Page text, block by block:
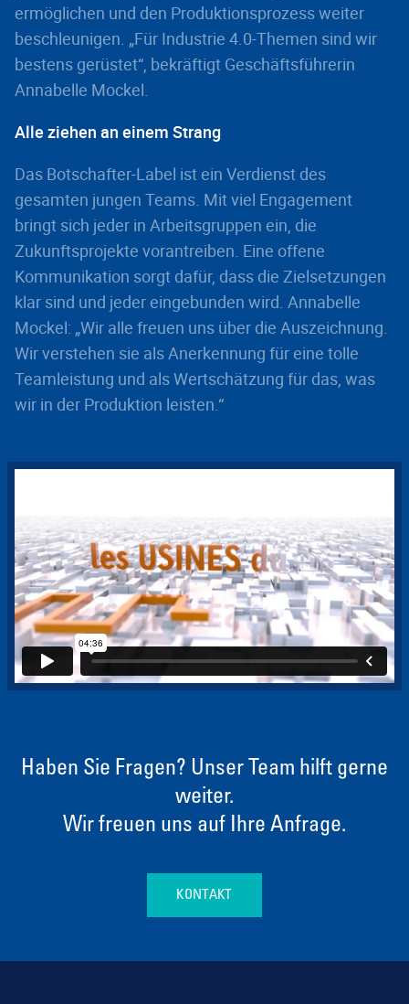
ermöglichen und den Produktionsprozess weiter
beschleunigen. „Für Industrie 4.0-Themen sind wir
bestens gerüstet“, bekräftigt Geschäftsführerin
Annabelle Mockel.
Alle ziehen an einem Strang
Das Botschafter-Label ist ein Verdienst des
gesamten jungen Teams. Mit viel Engagement
bringt sich jeder in Arbeitsgruppen ein, die
Zukunftsprojekte vorantreiben. Eine offene
Kommunikation sorgt dafür, dass die Zielsetzungen
klar sind und jeder eingebunden wird. Annabelle
Mockel: „Wir alle freuen uns über die Auszeichnung.
Wir verstehen sie als Anerkennung für eine tolle
Teamleistung und als Wertschätzung für das, was
wir in der Produktion leisten.“
Haben Sie Fragen? Unser Team hilft gerne
weiter.
Wir freuen uns auf Ihre Anfrage.
KONTAKT